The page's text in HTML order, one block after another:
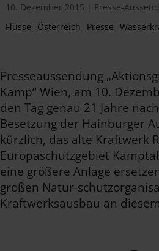
10. Dezember 2015 | Presse-
Flüsse
Österreich Presse
Presseaussendung
Kamp“ Wien, am 10.
den Tag genau 21 Jahre
Besetzung der Hainburger
kürzlich, das alte Kraftwerk
Europaschutzgebiet
eine größere Anlage
großen Natur-
Kraftwerksausbau an